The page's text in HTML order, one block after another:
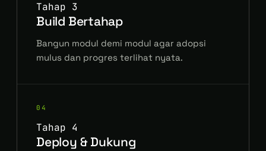
Tahap 3
Build Bertahap
Bangun modul demi modul agar adopsi
mulus dan progres terlihat nyata.
04
Tahap 4
Deploy & Dukung